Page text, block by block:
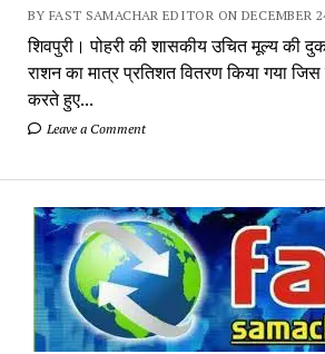
BY FAST SAMACHAR EDITOR ON DECEMBER
शिवपुरी। पोहरी की शासकीय उचित मूल्य की
राशन का मात्र प्रतिशत वितरण किया गया जिस
करते हुए...
Leave a Comment